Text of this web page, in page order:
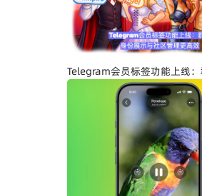
天隐私与内容保护
Telegram会员标签功能上线
示与社区管理更高效